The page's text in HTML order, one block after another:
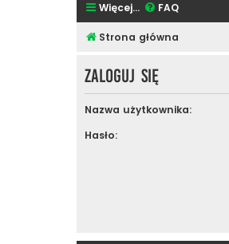
Więcej… FAQ
Strona główna
Zaloguj się
Nazwa użytkownika:
Hasło: